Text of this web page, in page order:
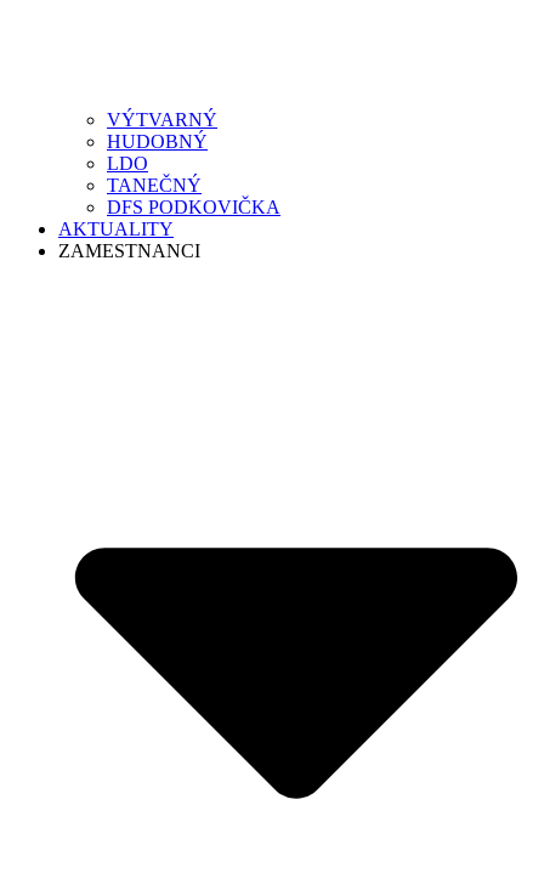
VÝTVARNÝ
HUDOBNÝ
LDO
TANEČNÝ
DFS PODKOVIČKA
AKTUALITY
ZAMESTNANCI